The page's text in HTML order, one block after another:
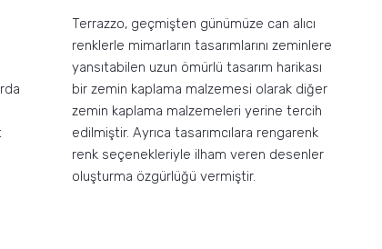
Terrazzo, geçmişten günümüze can alıcı
renklerle mimarların tasarımlarını zeminlere
yansıtabilen uzun ömürlü tasarım harikası
bir zemin kaplama malzemesi olarak diğer
zemin kaplama malzemeleri yerine tercih
edilmiştir. Ayrıca tasarımcılara rengarenk
renk seçenekleriyle ilham veren desenler
oluşturma özgürlüğü vermiştir.